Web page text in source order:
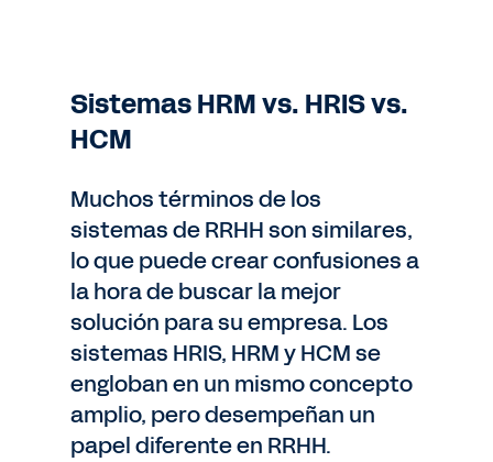
Sistemas HRM vs. HRIS vs.
HCM
Muchos términos de los
sistemas de RRHH son similares,
lo que puede crear confusiones a
la hora de buscar la mejor
solución para su empresa. Los
sistemas HRIS, HRM y HCM se
engloban en un mismo concepto
amplio, pero desempeñan un
papel diferente en RRHH.